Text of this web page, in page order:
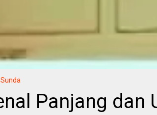
Panjang dan